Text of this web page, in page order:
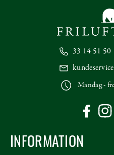
33 14 51 50
Mandag -
INFORMATION